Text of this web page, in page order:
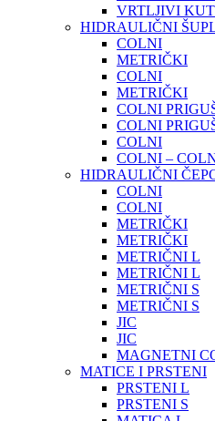
VRTLJIVI
HIDRAULIČNI
COLNI
METRIČKI
COLNI
METRIČKI
COLNI
COLNI
COLNI
COLNI –
HIDRAULIČNI
COLNI
COLNI
METRIČKI
METRIČKI
METRIČNI L
METRIČNI L
METRIČNI S
METRIČNI S
JIC
JIC
MAGNETNI
MATICE I PRSTENI
PRSTENI L
PRSTENI S